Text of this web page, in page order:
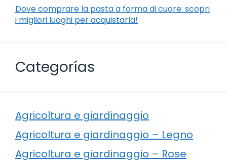
Dove comprare la pasta a forma di cuore: scopri
i migliori luoghi per acquistarla!
Categorías
Agricoltura e giardinaggio
Agricoltura e giardinaggio – Legno
Agricoltura e giardinaggio – Rose